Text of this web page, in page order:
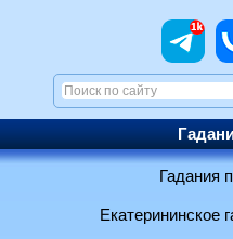
Гадания
Екатерининское